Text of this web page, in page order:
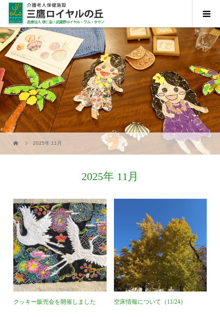
2025年 11月
2025年 11月
クッキー販売会を開催しました 空床情報について（11/24）